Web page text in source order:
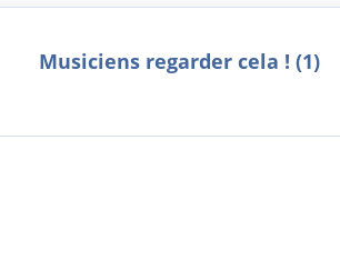
Musiciens regarder cela ! (1)